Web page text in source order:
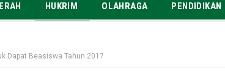
HUKRIM OLAHRAGA PENDIDIKAN
Dapat Beasiswa Tahun 2017